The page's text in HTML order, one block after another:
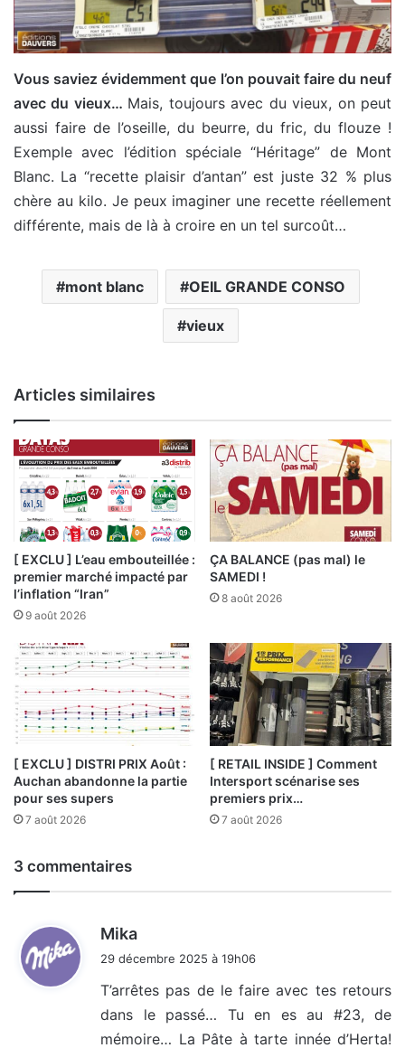
Vous saviez évidemment que l’on pouvait faire du neuf
avec du vieux… Mais, toujours avec du vieux, on peut
aussi faire de l’oseille, du beurre, du fric, du flouze !
Exemple avec l’édition spéciale “Héritage” de Mont
Blanc. La “recette plaisir d’antan” est juste 32 % plus
chère au kilo. Je peux imaginer une recette réellement
différente, mais de là à croire en un tel surcoût…
mont blanc OEIL GRANDE CONSO
vieux
Articles similaires
[ EXCLU ] L’eau embouteillée :
premier marché impacté par
l’inflation “Iran”
9 août 2026
ÇA BALANCE (pas mal) le
SAMEDI !
8 août 2026
[ EXCLU ] DISTRI PRIX Août :
Auchan abandonne la partie
pour ses supers
7 août 2026
[ RETAIL INSIDE ] Comment
Intersport scénarise ses
premiers prix…
7 août 2026
3 commentaires
Mika
29 décembre 2025 à 19h06
T’arrêtes pas de le faire avec tes retours
dans le passé… Tu en es au #23, de
mémoire… La Pâte à tarte innée d’Herta!